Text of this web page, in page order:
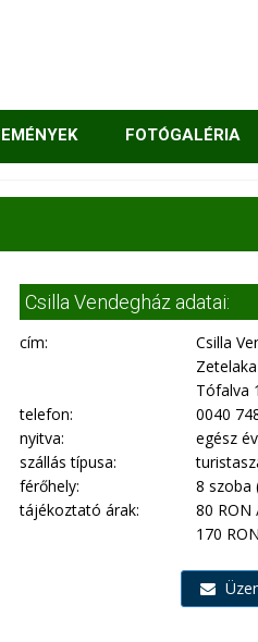
FOTÓGALÉRIA
Csilla Vendegház adatai:
cím:
Csilla
Zetelaka
Tófalva
telefon:
0040
nyitva:
egész
szállás típusa:
férőhely:
8 szoba
tájékoztató árak:
80 RON
170